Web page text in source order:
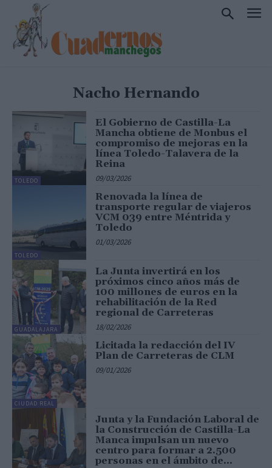
Nacho Hernando
TOLEDO
El Gobierno de Castilla-La
Mancha obtiene de Monbus el
compromiso de mejoras en la
línea Toledo-Talavera de la
Reina
09/03/2026
TOLEDO
Renovada la línea de
transporte regular de viajeros
VCM 039 entre Méntrida y
Toledo
01/03/2026
GUADALAJARA
La Junta invertirá en los
próximos cinco años más de
100 millones de euros en la
rehabilitación de la Red
regional de Carreteras
18/02/2026
CIUDAD REAL
Licitada la redacción del IV
Plan de Carreteras de CLM
09/01/2026
Junta y la Fundación Laboral de
la Construcción de Castilla-La
Manca impulsan un nuevo
centro para formar a 2.500
personas en el ámbito de...